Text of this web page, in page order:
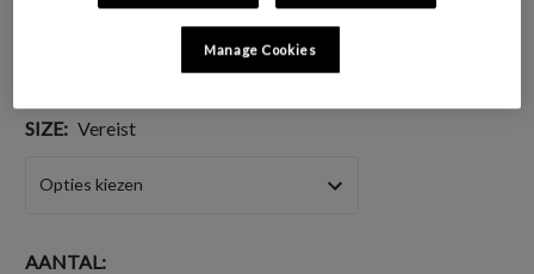
SIZE: Vereist
HUIDIGE
AANTAL:
Manage Cookies